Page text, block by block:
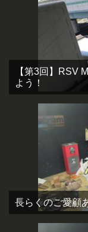
【第3回】RSV
よう！
長らくのご愛顧